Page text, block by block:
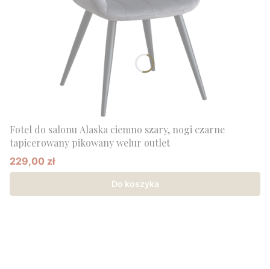
Fotel do salonu Alaska ciemno szary, nogi czarne
tapicerowany pikowany welur outlet
Cena promocyjna
229,00 zł
Do koszyka